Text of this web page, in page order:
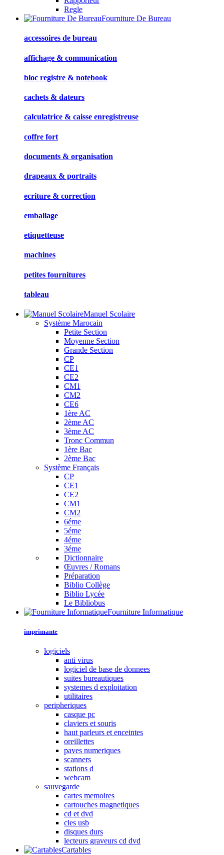
Regle
Fourniture De Bureau
accessoires de bureau
affichage & communication
bloc registre & notebook
cachets & dateurs
calculatrice & caisse enregistreuse
coffre fort
documents & organisation
drapeaux & portraits
ecriture & correction
emballage
etiquetteuse
machines
petites fournitures
tableau
Manuel Scolaire
Système Marocain
Petite Section
Moyenne Section
Grande Section
CP
CE1
CE2
CM1
CM2
CE6
1ère AC
2ème AC
3ème AC
Tronc Commun
1ère Bac
2ème Bac
Système Français
CP
CE1
CE2
CM1
CM2
6éme
5éme
4éme
3éme
Dictionnaire
Œuvres / Romans
Préparation
Biblio Collège
Biblio Lycée
Le Bibliobus
Fourniture Informatique
imprimante
logiciels
anti virus
logiciel de base de donnees
suites bureautiques
systemes d exploitation
utilitaires
peripheriques
casque pc
claviers et souris
haut parleurs et enceintes
oreillettes
paves numeriques
scanners
stations d
webcam
sauvegarde
cartes memoires
cartouches magnetiques
cd et dvd
cles usb
disques durs
lecteurs graveurs cd dvd
Cartables